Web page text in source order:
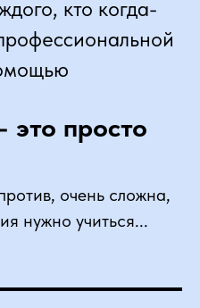
кто когда-
это просто
очень сложна,
нужно учиться...